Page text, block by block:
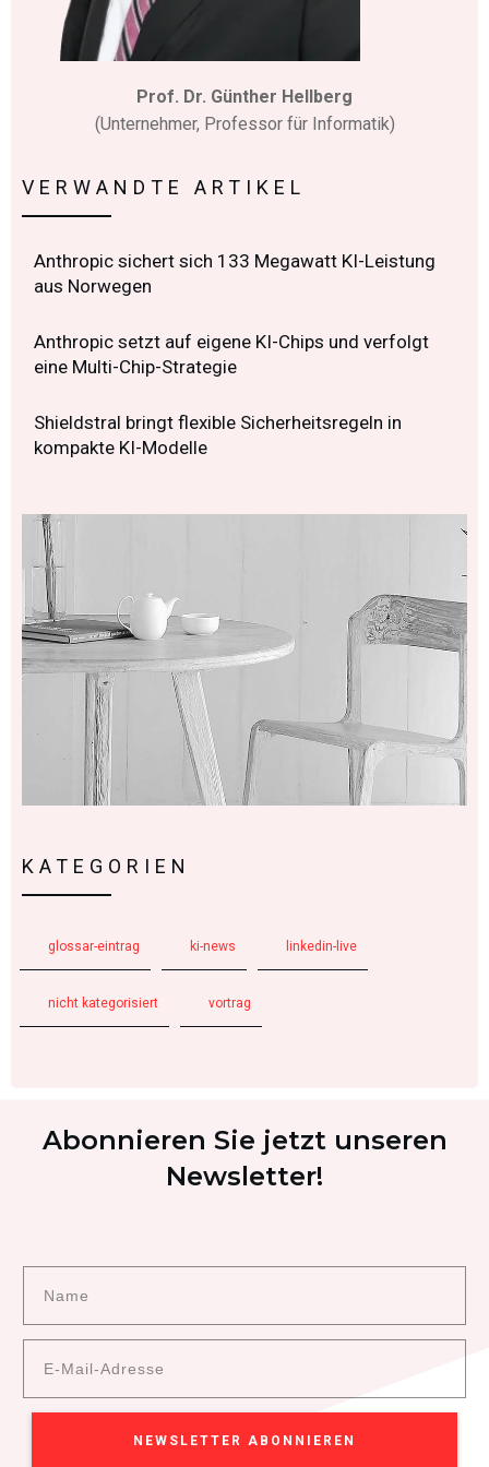
Prof. Dr. Günther Hellberg
(Unternehmer, Professor für Informatik)
VERWANDTE ARTIKEL
Anthropic sichert sich 133 Megawatt KI-Leistung
aus Norwegen
Anthropic setzt auf eigene KI-Chips und verfolgt
eine Multi-Chip-Strategie
Shieldstral bringt flexible Sicherheitsregeln in
kompakte KI-Modelle
KATEGORIEN
glossar-eintrag ki-news linkedin-live
nicht kategorisiert vortrag
Abonnieren Sie jetzt unseren
Newsletter!
NEWSLETTER ABONNIEREN